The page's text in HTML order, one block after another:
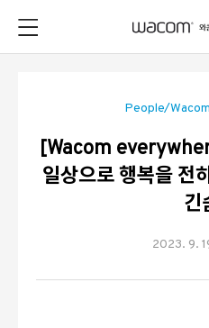
People/
[Wacom
일상으로 행복을 전
긴
2023. 9.